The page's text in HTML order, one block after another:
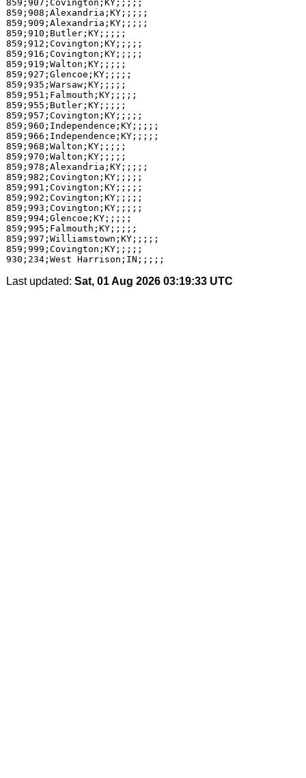
Last updated: Sat, 01 Aug 2026 03:19:33 UTC